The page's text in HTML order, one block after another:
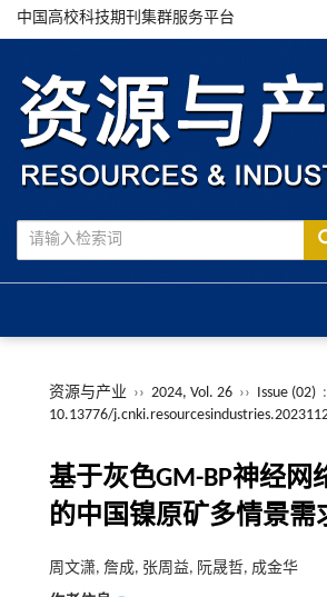
中国高校科技期刊集群服务平台
资源与产业 ›› 2024, Vol. 26 ›› Issue (02)
10.13776/
基于灰色GM-BP神经网
的中国镍原矿多情景需
周文潇, 詹成, 张周益, 阮晟哲, 成金华